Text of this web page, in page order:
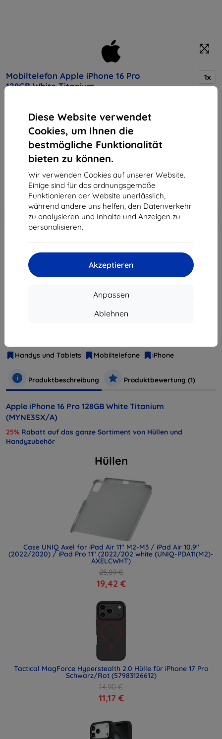
Diese Website verwendet
Cookies, um Ihnen die
bestmögliche Funktionalität
bieten zu können.
Wir verwenden Cookies auf unserer Website.
Einige sind für das ordnungsgemäße
Funktionieren der Website unerlässlich,
während andere uns helfen, den Datenverkehr
zu analysieren und Inhalte und Anzeigen zu
personalisieren.
Akzeptieren
Anpassen
Ablehnen
Mobiltelefon Apple iPhone 16 Pro
128GB White Titanium
1x
Kaufen Sie dieses Gerät und erhalten Sie
Rabatt
auf sämtliches Zubehör dafür!
Endpreis
1.200,90 €
837,81 €
-10%
Rabatt mit Gutschein
EXTRA10
In den
Warenkorb
ausverkauft
ausverkauft
Handys und Tablets
Mobiltelefone iPhone
Produktbeschreibung Produktbewertung (1)
Apple iPhone 16 Pro 128GB White Titanium
(MYNE3SX/A)
25% Rabatt auf das ganze Sortiment von Hüllen und
Handyzubehör
Hüllen
Case UNIQ Axel for iPad Air 11" M2-M3 / iPad Air 10.9"
(2022/2020) / iPad Pro 11" (2022/202 white (UNIQ-PDA11(M2)-
AXELCWHT)
25,89 €
19,42 €
Tactical MagForce Hyperstealth 2.0 Hülle für iPhone 17 Pro
Schwarz/Rot (57983126612)
14,90 €
11,17 €